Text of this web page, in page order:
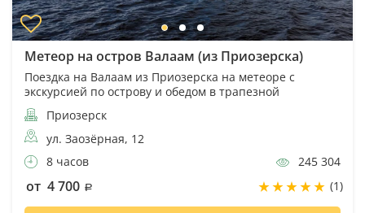
Метеор на остров Валаам (из Приозерска)
Поездка на Валаам из Приозерска на метеоре с
экскурсией по острову и обедом в трапезной
Приозерск
ул. Заозёрная, 12
8 часов
245 304
от 4 700 (1)